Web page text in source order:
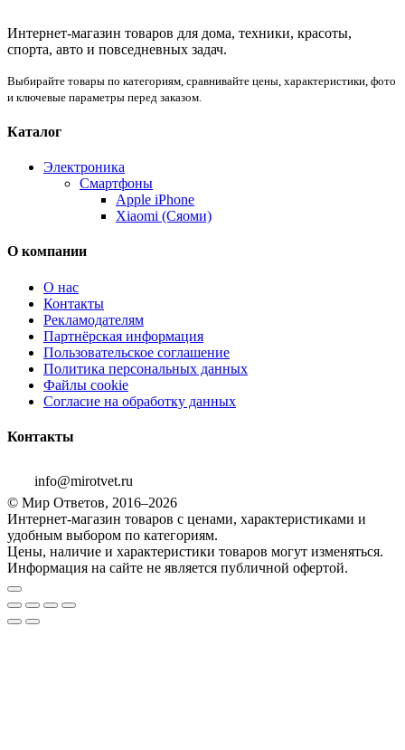
Интернет-магазин товаров для дома, техники, красоты,
спорта, авто и повседневных задач.
Выбирайте товары по категориям, сравнивайте цены, характеристики, фото
и ключевые параметры перед заказом.
Каталог
Электроника
Смартфоны
Apple iPhone
Xiaomi (Сяоми)
О компании
О нас
Контакты
Рекламодателям
Партнёрская информация
Пользовательское соглашение
Политика персональных данных
Файлы cookie
Согласие на обработку данных
Контакты
info@mirotvet.ru
© Мир Ответов, 2016–2026
Интернет-магазин товаров с ценами, характеристиками и
удобным выбором по категориям.
Цены, наличие и характеристики товаров могут изменяться.
Информация на сайте не является публичной офертой.